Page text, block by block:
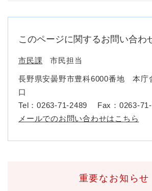
このページに関するお問い合わ
市民課 市民担当
長野県安曇野市豊科6000番地 本庁
口
Tel：0263-71-2489
Fax：0263-
メールでのお問い合わせはこちら
重要なお知らせ